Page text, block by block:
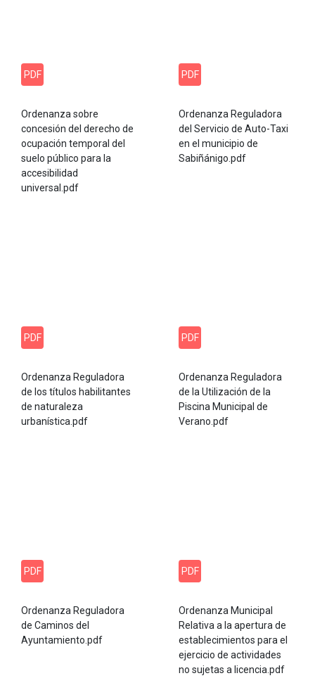
PDF
Ordenanza sobre
concesión del derecho de
ocupación temporal del
suelo público para la
accesibilidad
universal.pdf
PDF
Ordenanza Reguladora
del Servicio de Auto-Taxi
en el municipio de
Sabiñánigo.pdf
PDF
Ordenanza Reguladora
de los títulos habilitantes
de naturaleza
urbanística.pdf
PDF
Ordenanza Reguladora
de la Utilización de la
Piscina Municipal de
Verano.pdf
PDF
Ordenanza Reguladora
de Caminos del
Ayuntamiento.pdf
PDF
Ordenanza Municipal
Relativa a la apertura de
establecimientos para el
ejercicio de actividades
no sujetas a licencia.pdf